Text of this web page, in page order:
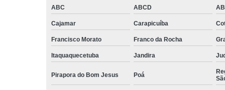
Serviços
Serviços
ajudante
Serviços
ABC ABCD
Cajamar Carapicuíba
Francisco Morato Franco da Rocha
Itaquaquecetuba Jandira
Pirapora do Bom Jesus Poá